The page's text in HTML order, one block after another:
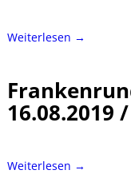
Weiterlesen →
16.08.2019
Weiterlesen →